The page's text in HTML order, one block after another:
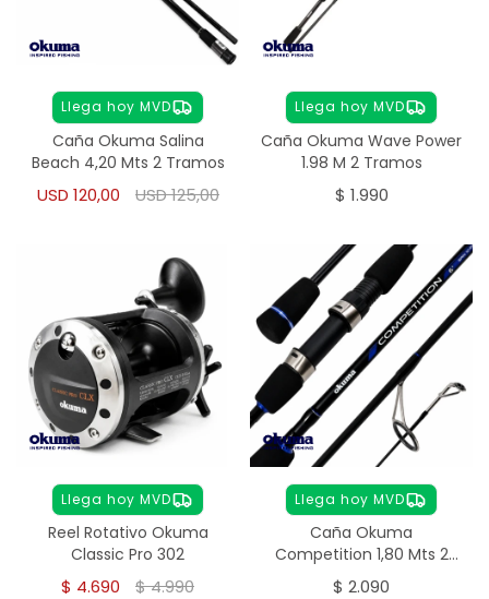
Llega hoy MVD
Caña Okuma Salina
Beach 4,20 Mts 2 Tramos
USD 120,00 USD125,00
Llega hoy MVD
Caña Okuma Wave Power
1.98 M 2 Tramos
$ 1.990
Llega hoy MVD
Reel Rotativo Okuma
Classic Pro 302
$ 4.690 $4.990
Llega hoy MVD
Caña Okuma
Competition 1,80 Mts 2
Tramos
$ 2.090